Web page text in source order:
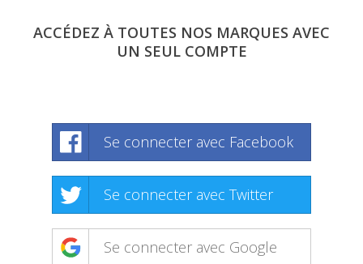
ACCÉDEZ À TOUTES NOS MARQUES AVEC
UN SEUL COMPTE
Se connecter avec Facebook
Se connecter avec Twitter
Se connecter avec Google